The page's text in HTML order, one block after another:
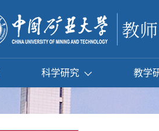
科学研究 教学